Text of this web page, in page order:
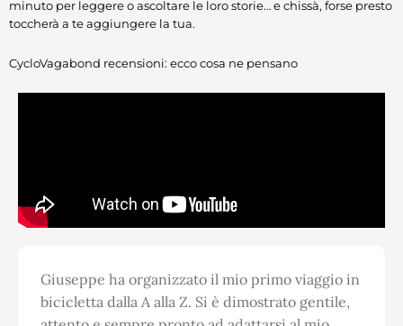
minuto per leggere o ascoltare le loro storie… e chissà, forse presto
toccherà a te aggiungere la tua.
CycloVagabond recensioni: ecco cosa ne pensano
Giuseppe ha organizzato il mio primo viaggio in
bicicletta dalla A alla Z. Si è dimostrato gentile,